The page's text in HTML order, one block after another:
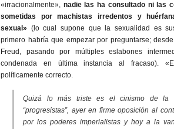
«irracionalmente», nadie las ha consultado ni las
sometidas por machistas irredentos y
sexual» (lo cual supone que la sexualidad es
primero habría que empezar por preguntarse;
Freud, pasando por múltiples eslabones
condenada en última instancia al fracaso).
políticamente correcto.
Quizá lo más triste es el cinismo de la
“progresistas”, ayer en firme oposición al
por los poderes imperialistas y hoy a la